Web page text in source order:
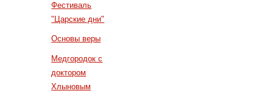
Фестиваль
"Царские дни"
Основы веры
Медгородок с
доктором
Хлыновым